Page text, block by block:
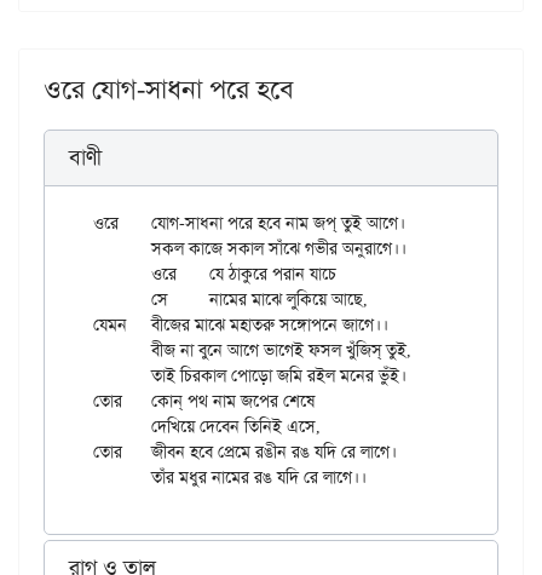
ওরে যোগ-সাধনা পরে হবে
বাণী
ওরে	যোগ-সাধনা পরে হবে নাম জপ্ তুই আগে।
	সকল কাজে সকাল সাঁঝে গভীর অনুরাগে।।
যেমন	বীজের মাঝে মহাতরু সঙ্গোপনে জাগে।।
	বীজ না বুনে আগে ভাগেই ফসল খুঁজিস্ তুই,
	তাই চিরকাল পোড়ো জমি রইল মনের ভুঁই।
তোর	কোন্ পথ নাম জপের শেষে
তোর	জীবন হবে প্রেমে রঙীন রঙ যদি রে লাগে।
রাগ ও তাল